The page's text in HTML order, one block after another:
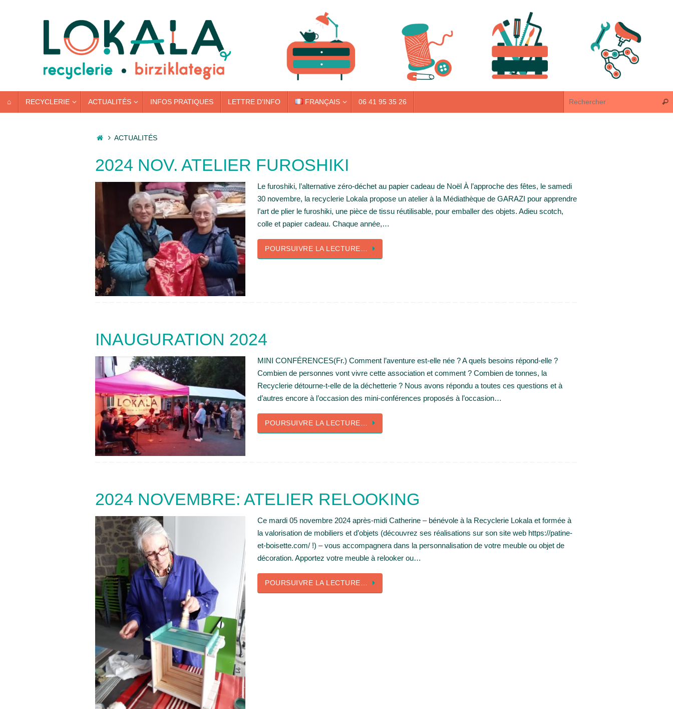
AU
⌂ RECYCLERIE ACTUALITÉS INFOS PRATIQUES LETTRE D’INFO FRANÇAIS 06 41 95 35 26
ACCUEIL
ACTUALITÉS
2024 NOV. ATELIER FUROSHIKI
Le furoshiki, l’alternative zéro-déchet au papier cadeau de Noël À l’approche des fêtes, le samedi
30 novembre, la recyclerie Lokala propose un atelier à la Médiathèque de GARAZI pour apprendre
l’art de plier le furoshiki, une pièce de tissu réutilisable, pour emballer des objets. Adieu scotch,
colle et papier cadeau. Chaque année,…
POURSUIVRE LA LECTURE…
INAUGURATION 2024
MINI CONFÉRENCES(Fr.) Comment l’aventure est-elle née ? A quels besoins répond-elle ?
Combien de personnes vont vivre cette association et comment ? Combien de tonnes, la
Recyclerie détourne-t-elle de la déchetterie ? Nous avons répondu a toutes ces questions et à
d’autres encore à l’occasion des mini-conférences proposés à l’occasion…
POURSUIVRE LA LECTURE…
2024 NOVEMBRE: ATELIER RELOOKING
Ce mardi 05 novembre 2024 après-midi Catherine – bénévole à la Recyclerie Lokala et formée à
la valorisation de mobiliers et d’objets (découvrez ses réalisations sur son site web https://patine-
et-boisette.com/ !) – vous accompagnera dans la personnalisation de votre meuble ou objet de
décoration. Apportez votre meuble à relooker ou…
POURSUIVRE LA LECTURE…